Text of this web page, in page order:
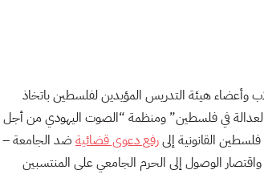
وأعضاء هيئة التدريس المؤيدين لفلسطين باتخاذ
في فلسطين” ومنظمة “الصوت اليهودي من أجل
القانونية إلىرفع دعوى قضائية ضد الجامعة –
واقتصار الوصول إلى الحرم الجامعي على المنتسبين